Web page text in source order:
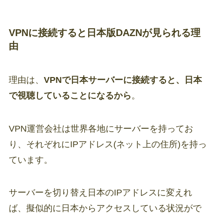
VPNに接続すると日本版DAZNが見られる理
由
理由は、 VPNで日本サーバーに接続すると、日本
で視聴していることになるから 。
VPN運営会社は世界各地にサーバーを持ってお
り、それぞれにIPアドレス(ネット上の住所)を持っ
ています。
サーバーを切り替え日本のIPアドレスに変えれ
ば、擬似的に日本からアクセスしている状況がで